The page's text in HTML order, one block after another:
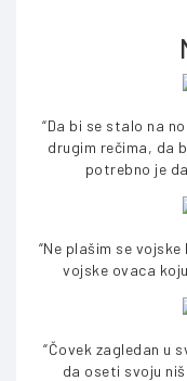
“Da bi se stalo na
drugim rečima, da
potrebno je
“Ne plašim se
vojske ovaca
“Čovek zagledan u
da oseti svoju